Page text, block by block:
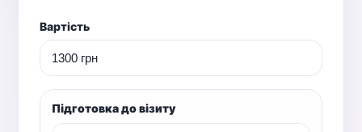
Вартість
Підготовка до візиту